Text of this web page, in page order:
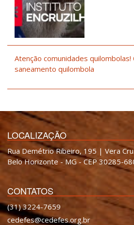
Atenção comunidades quilombolas!
saneamento quilombola
LOCALIZAÇÃO
Rua Demétrio Ribeiro, 195 | Vera
Belo Horizonte - MG - CEP 30285-
CONTATOS
(31) 3224-7659
cedefes@cedefes.org.br